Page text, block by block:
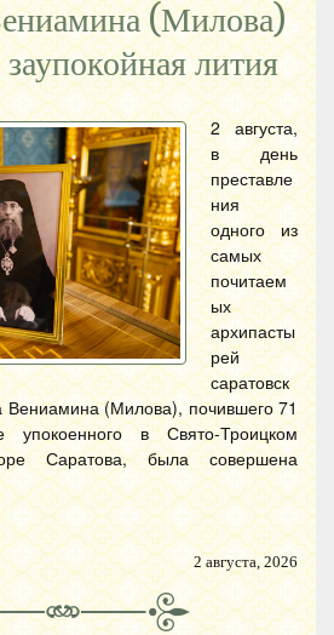
(Милова)
лития
2 августа,
в день
преставле
ния
одного из
самых
почитаем
ых
архипасты
рей
саратовск
(Милова), почившего 71
в Свято-Троицком
Саратова, была совершена
2 августа, 2026